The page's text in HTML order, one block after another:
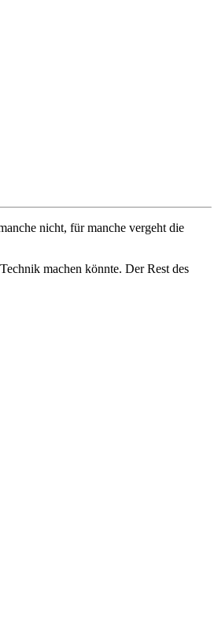
nicht, für manche vergeht die
machen könnte. Der Rest des